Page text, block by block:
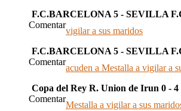
F.C.BARCELONA 5 - SEVILLA
Comentar
vigilar a sus maridos
F.C.BARCELONA 5 - SEVILLA
Comentar
acuden a Mestalla a vigilar a
Copa del Rey R. Union de Irun 0 -
Comentar
Mestalla a vigilar a sus